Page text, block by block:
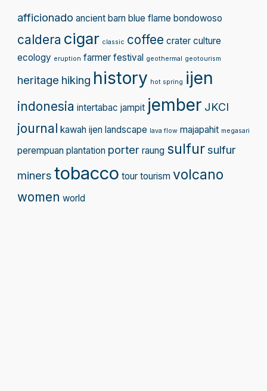
afficionado ancient barn blue flame bondowoso
caldera cigar classic coffee crater culture
ecology eruption farmer festival geothermal geotourism
heritage hiking history hot spring ijen
indonesia intertabac jampit jember JKCI
journal kawah ijen landscape lava flow majapahit megasari
perempuan plantation porter raung sulfursulfur
miners tobacco tour tourism volcano
women world